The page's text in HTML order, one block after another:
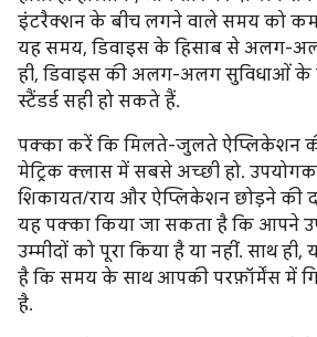
इंटरैक्शन के बीच लगने वाले समय को कम
यह समय, डिवाइस के हिसाब से अलग-
ही, डिवाइस की अलग-अलग सुविधाओं
स्टैंडर्ड सही हो सकते हैं.
पक्का करें कि मिलते-जुलते ऐप्लिकेशन
मेट्रिक क्लास में सबसे अच्छी हो.
शिकायत/राय और ऐप्लिकेशन छोड़ने की
यह पक्का किया जा सकता है कि आपने
उम्मीदों को पूरा किया है या नहीं. साथ
है कि समय के साथ आपकी परफ़ॉर्मेंस में
है.